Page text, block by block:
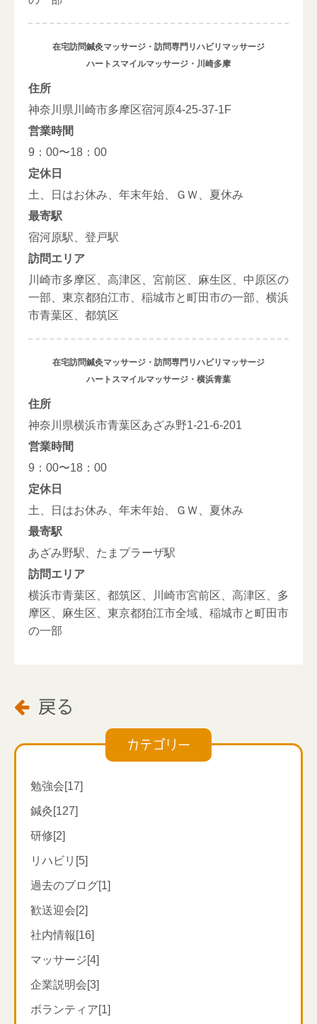
在宅訪問鍼灸マッサージ・訪問専門リハビリマッサージ
ハートスマイルマッサージ・川崎多摩
住所
神奈川県川崎市多摩区宿河原4-25-37-1F
営業時間
9：00〜18：00
定休日
土、日はお休み、年末年始、ＧＷ、夏休み
最寄駅
宿河原駅、登戸駅
訪問エリア
川崎市多摩区、高津区、宮前区、麻生区、中原区の
一部、東京都狛江市、稲城市と町田市の一部、横浜
市青葉区、都筑区
在宅訪問鍼灸マッサージ・訪問専門リハビリマッサージ
ハートスマイルマッサージ・横浜青葉
住所
神奈川県横浜市青葉区あざみ野1-21-6-201
営業時間
9：00〜18：00
定休日
土、日はお休み、年末年始、ＧＷ、夏休み
最寄駅
あざみ野駅、たまプラーザ駅
訪問エリア
横浜市青葉区、都筑区、川崎市宮前区、高津区、多
摩区、麻生区、東京都狛江市全域、稲城市と町田市
の一部
 戻る
カテゴリー
勉強会[17]
鍼灸[127]
研修[2]
リハビリ[5]
過去のブログ[1]
歓送迎会[2]
社内情報[16]
マッサージ[4]
企業説明会[3]
ボランティア[1]